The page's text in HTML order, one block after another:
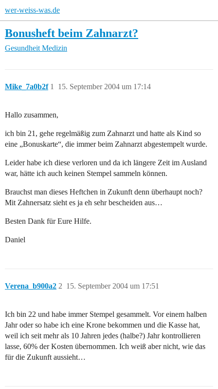
wer-weiss-was.de
Bonusheft beim Zahnarzt?
Gesundheit Medizin
Mike_7a0b2f 15. September 2004 um 17:14
1
Hallo zusammen,
ich bin 21, gehe regelmäßig zum Zahnarzt und hatte als Kind so
eine „Bonuskarte“, die immer beim Zahnarzt abgestempelt wurde.
Leider habe ich diese verloren und da ich längere Zeit im Ausland
war, hätte ich auch keinen Stempel sammeln können.
Brauchst man dieses Heftchen in Zukunft denn überhaupt noch?
Mit Zahnersatz sieht es ja eh sehr bescheiden aus…
Besten Dank für Eure Hilfe.
Daniel
Verena_b900a2 15. September 2004 um 17:51
2
Ich bin 22 und habe immer Stempel gesammelt. Vor einem halben
Jahr oder so habe ich eine Krone bekommen und die Kasse hat,
weil ich seit mehr als 10 Jahren jedes (halbe?) Jahr kontrollieren
lasse, 60% der Kosten übernommen. Ich weiß aber nicht, wie das
für die Zukunft aussieht…